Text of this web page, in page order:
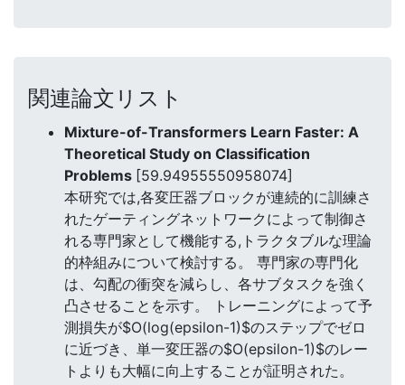
関連論文リスト
Mixture-of-Transformers Learn Faster: A
Theoretical Study on Classification
Problems [59.94955550958074]
本研究では,各変圧器ブロックが連続的に訓練さ
れたゲーティングネットワークによって制御さ
れる専門家として機能する,トラクタブルな理論
的枠組みについて検討する。 専門家の専門化
は、勾配の衝突を減らし、各サブタスクを強く
凸させることを示す。 トレーニングによって予
測損失が$O(log(epsilon-1)$のステップでゼロ
に近づき、単一変圧器の$O(epsilon-1)$のレー
トよりも大幅に向上することが証明された。